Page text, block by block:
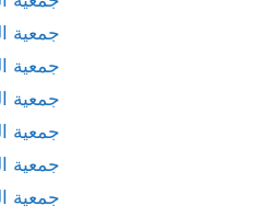
جمعية
جمعية
جمعية
جمعية
جمعية
جمعية